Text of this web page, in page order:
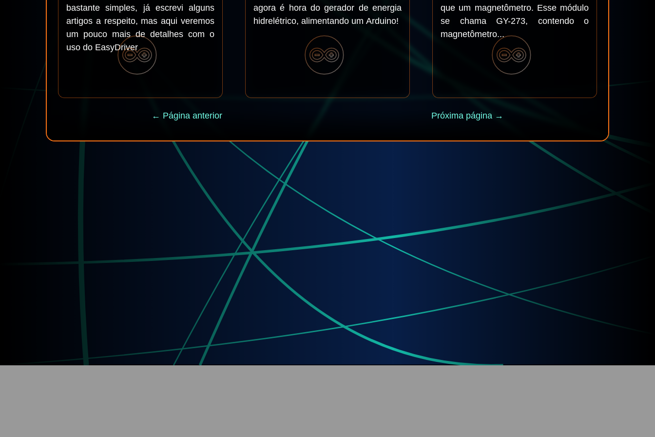
bastante simples, já escrevi alguns
artigos a respeito, mas aqui veremos
um pouco mais de detalhes com o
uso do EasyDriver
agora é hora do gerador de energia
hidrelétrico, alimentando um Arduino!
que um magnetômetro. Esse módulo
se chama GY-273, contendo o
magnetômetro...
← Página anterior Próxima página →